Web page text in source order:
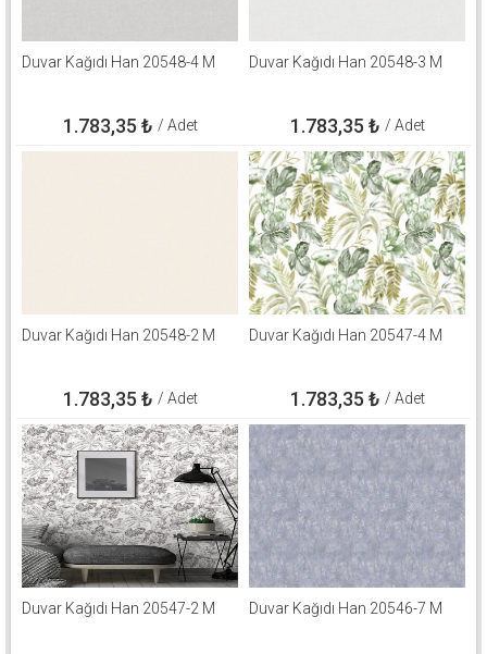
Duvar Kağıdı Han 20548-4 M
1.783,35 ₺ / Adet
Duvar Kağıdı Han 20548-3 M
1.783,35 ₺ / Adet
Duvar Kağıdı Han 20548-2 M
1.783,35 ₺ / Adet
Duvar Kağıdı Han 20547-4 M
1.783,35 ₺ / Adet
Duvar Kağıdı Han 20547-2 M Duvar Kağıdı Han 20546-7 M